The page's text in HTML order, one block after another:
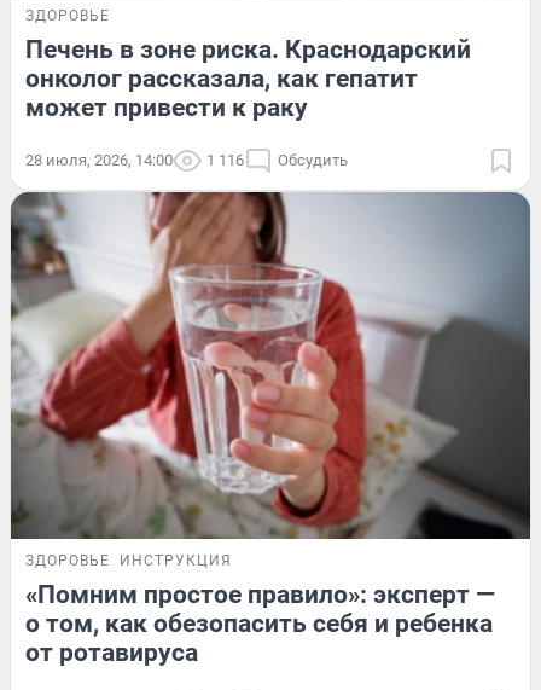
ЗДОРОВЬЕ
Печень в зоне риска. Краснодарский
онколог рассказала, как гепатит
может привести к раку
28 июля, 2026, 14:00 1 116 Обсудить
ЗДОРОВЬЕ ИНСТРУКЦИЯ
«Помним простое правило»: эксперт —
о том, как обезопасить себя и ребенка
от ротавируса